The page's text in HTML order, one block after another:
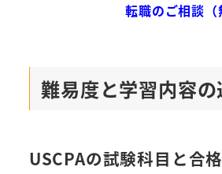
転職のご相談
難易度と学習内容
USCPAの試験科目と合